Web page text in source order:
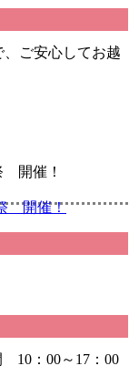
ご安心してお越
開催！
10：00～17：00